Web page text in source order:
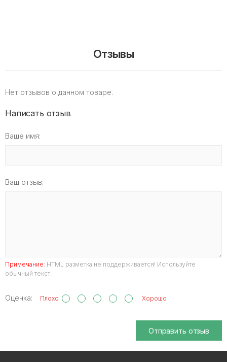
Отзывы
Нет отзывов о данном товаре.
Написать отзыв
Ваше имя:
Ваш отзыв:
Примечание: HTML разметка не поддерживается! Используйте
обычный текст.
Оценка: Плохо Хорошо
Отправить отзыв